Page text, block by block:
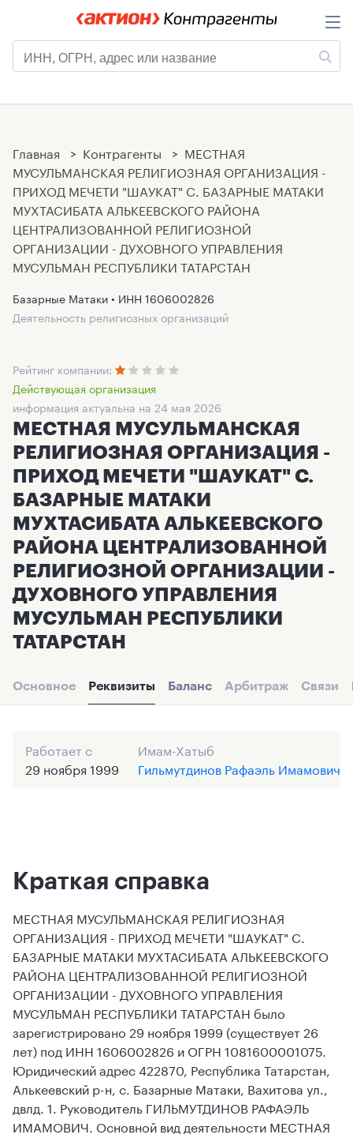
Главная > Контрагенты > МЕСТНАЯ
МУСУЛЬМАНСКАЯ РЕЛИГИОЗНАЯ ОРГАНИЗАЦИЯ -
ПРИХОД МЕЧЕТИ "ШАУКАТ" С. БАЗАРНЫЕ МАТАКИ
МУХТАСИБАТА АЛЬКЕЕВСКОГО РАЙОНА
ЦЕНТРАЛИЗОВАННОЙ РЕЛИГИОЗНОЙ
ОРГАНИЗАЦИИ - ДУХОВНОГО УПРАВЛЕНИЯ
МУСУЛЬМАН РЕСПУБЛИКИ ТАТАРСТАН
Базарные Матаки • ИНН 1606002826
Деятельность религиозных организаций
Рейтинг компании:
Действующая организация
информация актуальна на 24 мая 2026
МЕСТНАЯ МУСУЛЬМАНСКАЯ
РЕЛИГИОЗНАЯ ОРГАНИЗАЦИЯ -
ПРИХОД МЕЧЕТИ "ШАУКАТ" С.
БАЗАРНЫЕ МАТАКИ
МУХТАСИБАТА АЛЬКЕЕВСКОГО
РАЙОНА ЦЕНТРАЛИЗОВАННОЙ
РЕЛИГИОЗНОЙ ОРГАНИЗАЦИИ -
ДУХОВНОГО УПРАВЛЕНИЯ
МУСУЛЬМАН РЕСПУБЛИКИ
ТАТАРСТАН
Основное Реквизиты Баланс Арбитраж Связи
Работает с
29 ноября 1999
Имам-Хатыб
Гильмутдинов Рафаэль Имамович
Краткая справка
МЕСТНАЯ МУСУЛЬМАНСКАЯ РЕЛИГИОЗНАЯ
ОРГАНИЗАЦИЯ - ПРИХОД МЕЧЕТИ "ШАУКАТ" С.
БАЗАРНЫЕ МАТАКИ МУХТАСИБАТА АЛЬКЕЕВСКОГО
РАЙОНА ЦЕНТРАЛИЗОВАННОЙ РЕЛИГИОЗНОЙ
ОРГАНИЗАЦИИ - ДУХОВНОГО УПРАВЛЕНИЯ
МУСУЛЬМАН РЕСПУБЛИКИ ТАТАРСТАН было
зарегистрировано 29 ноября 1999 (существует 26
лет) под ИНН 1606002826 и ОГРН 1081600001075.
Юридический адрес 422870, Республика Татарстан,
Алькеевский р-н, с. Базарные Матаки, Вахитова ул.,
двлд. 1. Руководитель ГИЛЬМУТДИНОВ РАФАЭЛЬ
ИМАМОВИЧ. Основной вид деятельности МЕСТНАЯ